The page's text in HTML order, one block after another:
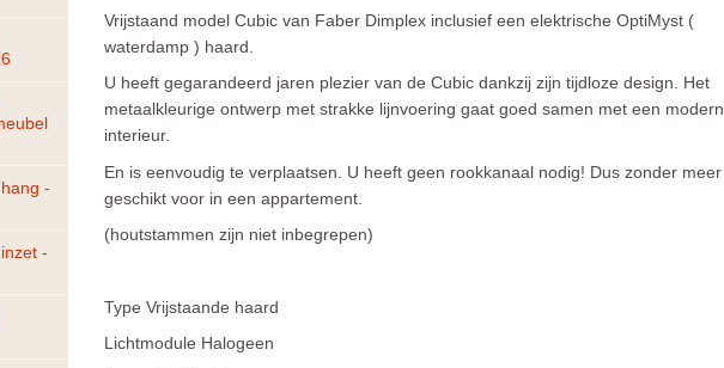
-
-
Vrijstaand model Cubic van Faber Dimplex inclusief een elektrische OptiMyst (
waterdamp ) haard.
U heeft gegarandeerd jaren plezier van de Cubic dankzij zijn tijdloze design. Het
metaalkleurige ontwerp met strakke lijnvoering gaat goed samen met een modern
interieur.
En is eenvoudig te verplaatsen. U heeft geen rookkanaal nodig! Dus zonder meer
geschikt voor in een appartement.
(houtstammen zijn niet inbegrepen)
Type Vrijstaande haard
Lichtmodule Halogeen